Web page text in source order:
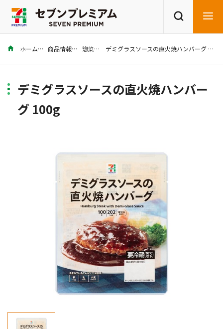
商品を探す レシピを探す
ホーム 商品情報 惣菜 デミグラスソースの直火焼ハンバーグ 100g
デミグラスソースの直火焼ハンバー
グ 100g